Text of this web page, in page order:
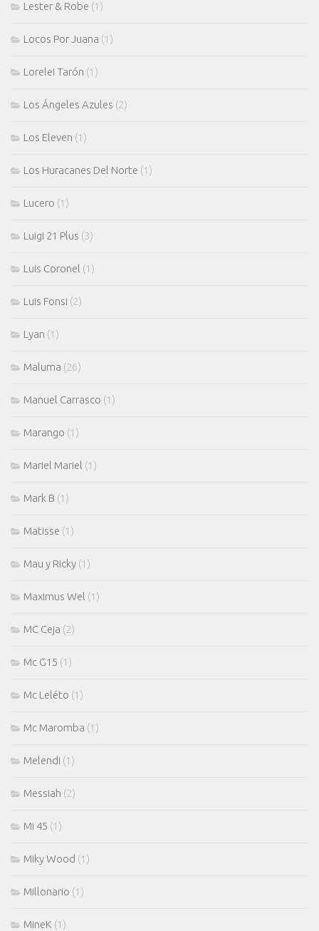
Lester & Robe (1)
Locos Por Juana (1)
Lorelei Tarón (1)
Los Ángeles Azules (2)
Los Eleven (1)
Los Huracanes Del Norte (1)
Lucero (1)
Luigi 21 Plus (3)
Luis Coronel (1)
Luis Fonsi (2)
Lyan (1)
Maluma (26)
Manuel Carrasco (1)
Marango (1)
Mariel Mariel (1)
Mark B (1)
Matisse (1)
Mau y Ricky (1)
Maximus Wel (1)
MC Ceja (2)
Mc G15 (1)
Mc Leléto (1)
Mc Maromba (1)
Melendi (1)
Messiah (2)
Mi 45 (1)
Miky Wood (1)
Millonario (1)
MineK (1)